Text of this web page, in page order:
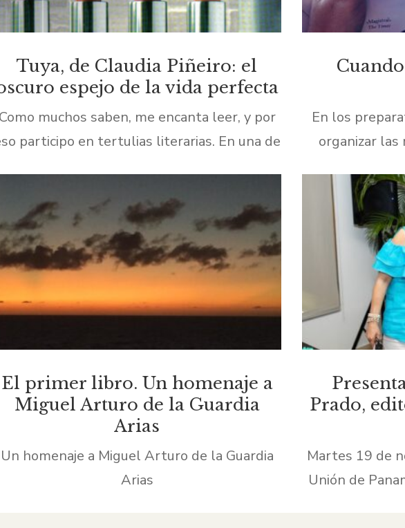
Tuya, de Claudia Piñeiro: el
espejo de la vida perfecta
Como muchos saben, me encanta leer, y por
participo en tertulias literarias. En una de
[…]
En los
organizar las
compañero
El primer libro. Un homenaje a
Miguel Arturo de la Guardia
Arias
Un homenaje a Miguel Arturo de la Guardia
Arias
Prado,
Martes 19 de
Unión de